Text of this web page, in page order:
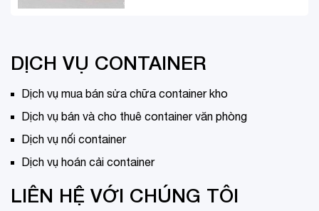
DỊCH VỤ CONTAINER
Dịch vụ mua bán sửa chữa container kho
Dịch vụ bán và cho thuê container văn phòng
Dịch vụ nối container
Dịch vụ hoán cải container
LIÊN HỆ VỚI CHÚNG TÔI